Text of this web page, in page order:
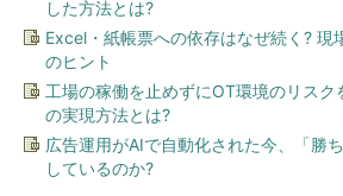
した方法とは?
Excel・紙帳票への依存はなぜ続く? 現
のヒント
工場の稼働を止めずにOT環境のリス
の実現方法とは?
広告運用がAIで自動化された今、「勝
しているのか?